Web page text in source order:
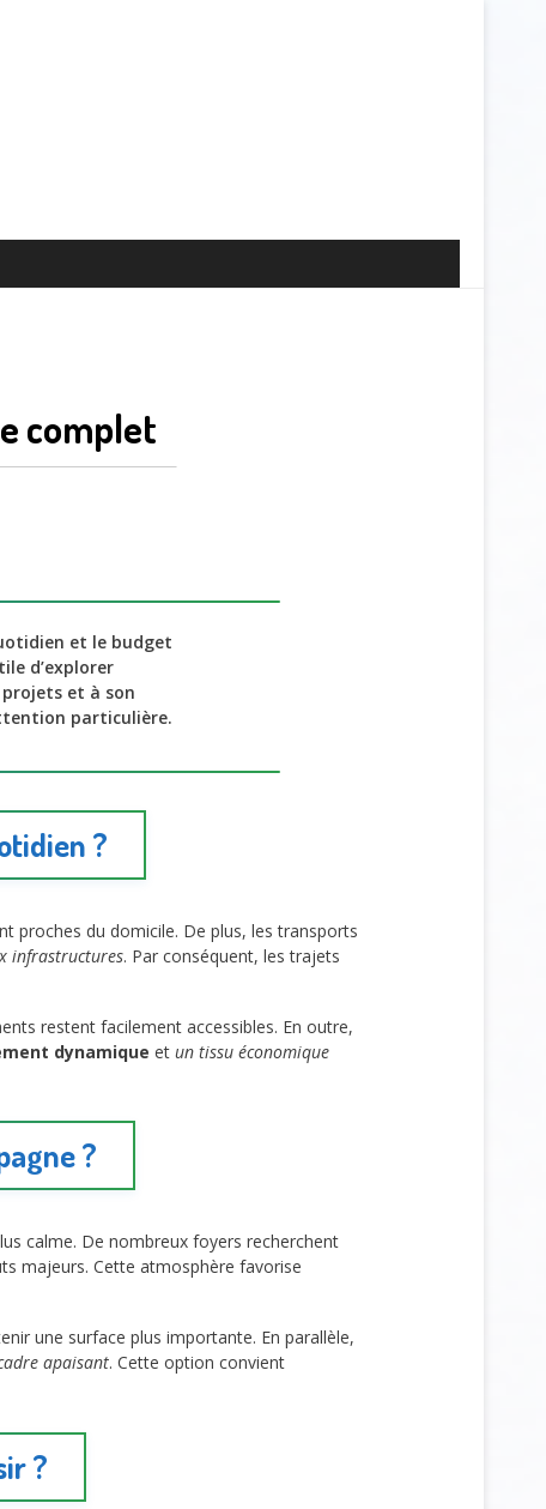
complet
et le budget
d’explorer
projets et à son
particulière.
?
proches du domicile. De plus, les transports
infrastructures. Par conséquent, les trajets
restent facilement accessibles. En outre,
dynamique et un tissu économique
?
calme. De nombreux foyers recherchent
majeurs. Cette atmosphère favorise
une surface plus importante. En parallèle,
apaisant. Cette option convient
?